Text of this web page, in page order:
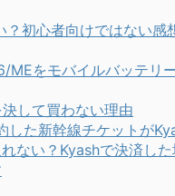
？初心者向けではない感
MEをモバイルバッテリ
決して買わない理由
した新幹線チケットが
ない？Kyashで決済し